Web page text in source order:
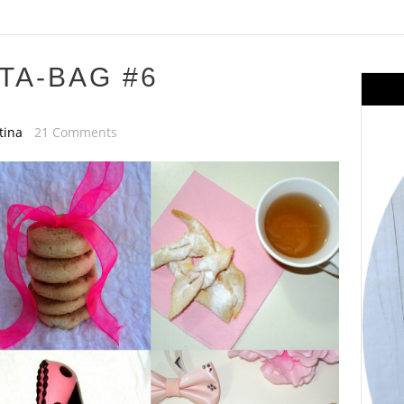
BAG #6
21 Comments